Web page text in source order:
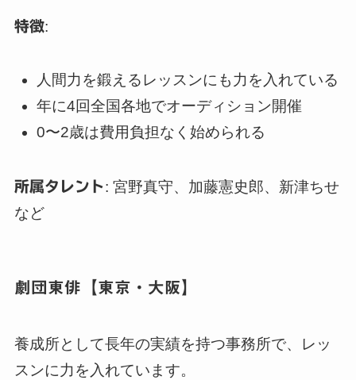
特徴:
人間力を鍛えるレッスンにも力を入れている
年に4回全国各地でオーディション開催
0〜2歳は費用負担なく始められる
所属タレント: 宮野真守、加藤憲史郎、新津ちせ
など
劇団東俳【東京・大阪】
養成所として長年の実績を持つ事務所で、レッ
スンに力を入れています。